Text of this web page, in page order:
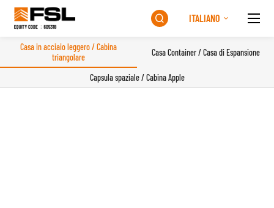
 ITALIANO
Casa in acciaio leggero / Cabina
triangolare
Casa Container / Casa di Espansione
Capsula spaziale / Cabina Apple